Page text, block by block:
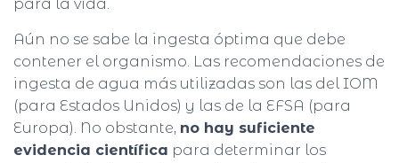
para la vida.
Aún no se sabe la ingesta óptima que debe
contener el organismo. Las recomendaciones de
ingesta de agua más utilizadas son las del IOM
(para Estados Unidos) y las de la EFSA (para
Europa). No obstante, no hay suficiente
evidencia científica para determinar los